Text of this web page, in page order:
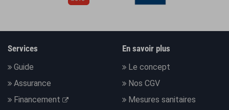
Services
Guide
Assurance
Financement
En savoir plus
Le concept
Nos CGV
Mesures sanitaires